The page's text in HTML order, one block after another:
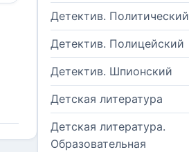
Детектив. Политический
Детектив. Полицейский
Детектив. Шпионский
Детская литература
Детская литература.
Образовательная